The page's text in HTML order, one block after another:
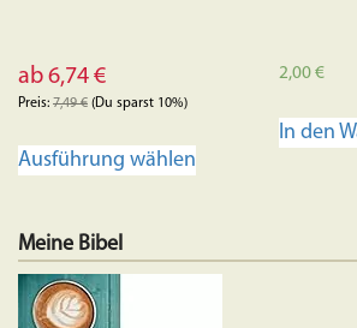
ab 6,74 €
Preis: 7,49€ (Du sparst 10%)
Ausführung wählen
Varianten
2,00€
In den
Meine Bibel